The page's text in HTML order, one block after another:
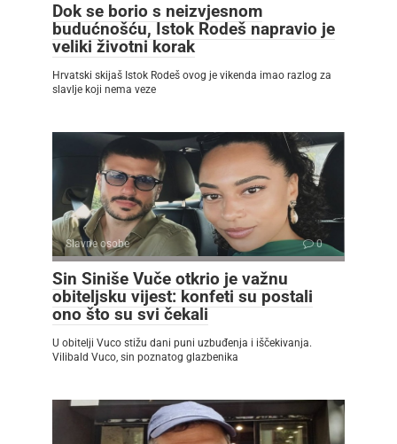
Dok se borio s neizvjesnom
budućnošću, Istok Rodeš napravio je
veliki životni korak
Hrvatski skijaš Istok Rodeš ovog je vikenda imao razlog za
slavlje koji nema veze
Slavne osobe 0
Sin Siniše Vuče otkrio je važnu
obiteljsku vijest: konfeti su postali
ono što su svi čekali
U obitelji Vuco stižu dani puni uzbuđenja i iščekivanja.
Vilibald Vuco, sin poznatog glazbenika